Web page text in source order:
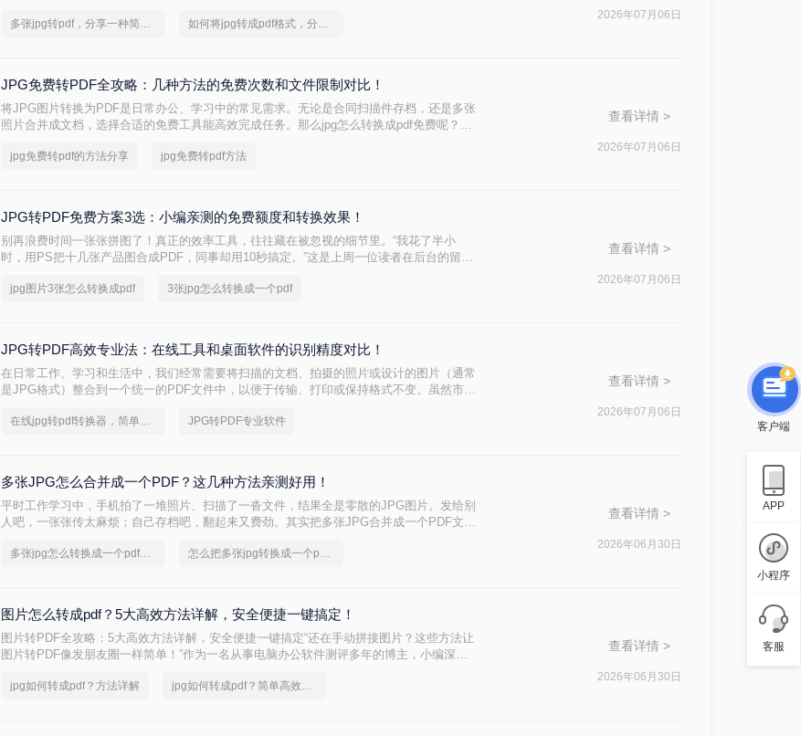
种常用的Word转PDF的方法。
多张jpg转pdf，分享一种简单的方法 如何将jpg转成pdf格式，分享一种简单的方法
2026年07月06日
JPG免费转PDF全攻略：几种方法的免费次数和文件限制对比！
将JPG图片转换为PDF是日常办公、学习中的常见需求。无论是合同扫描件存档，还是多张
照片合并成文档，选择合适的免费工具能高效完成任务。那么jpg怎么转换成pdf免费呢？本
jpg免费转pdf的方法分享 jpg免费转pdf方法
查看详情 >
2026年07月06日
JPG转PDF免费方案3选：小编亲测的免费额度和转换效果！
别再浪费时间一张张拼图了！真正的效率工具，往往藏在被忽视的细节里。“我花了半小
时，用PS把十几张产品图合成PDF，同事却用10秒搞定。”这是上周一位读者在后台的留
jpg图片3张怎么转换成pdf 3张jpg怎么转换成一个pdf
查看详情 >
2026年07月06日
JPG转PDF高效专业法：在线工具和桌面软件的识别精度对比！
在日常工作、学习和生活中，我们经常需要将扫描的文档、拍摄的照片或设计的图片（通常
是JPG格式）整合到一个统一的PDF文件中，以便于传输、打印或保持格式不变。虽然市场
可靠且各具特色的JPG转PDF方法。无论您使用的是Windows、macOS系统，还是倾向于
在线jpg转pdf转换器，简单高效的转换方法 JPG转PDF专业软件
查看详情 >
2026年07月06日
多张JPG怎么合并成一个PDF？这几种方法亲测好用！
平时工作学习中，手机拍了一堆照片、扫描了一沓文件，结果全是零散的JPG图片。发给别
人吧，一张张传太麻烦；自己存档吧，翻起来又费劲。其实把多张JPG合并成一个PDF文
手机上打开，排版都不会乱。
多张jpg怎么转换成一个pdf文件 怎么把多张jpg转换成一个pdf文件
查看详情 >
2026年06月30日
图片怎么转成pdf？5大高效方法详解，安全便捷一键搞定！
图片转PDF全攻略：5大高效方法详解，安全便捷一键搞定“还在手动拼接图片？这些方法让
图片转PDF像发朋友圈一样简单！”作为一名从事电脑办公软件测评多年的博主，小编深知
度不足、安全隐忧等问题常让用户头疼。今天，小编结合多年测评经验，为大家梳理一套排
jpg如何转成pdf？方法详解 jpg如何转成pdf？简单高效的恢复方法
查看详情 >
2026年06月30日
客户端
APP
小程序
客服